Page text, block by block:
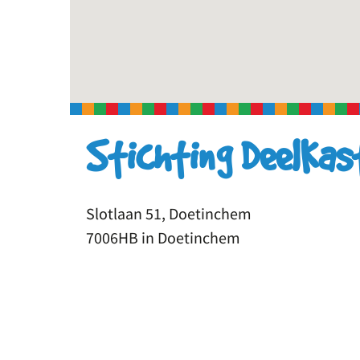
Stichting
Slotlaan 51, Doetinchem
7006HB in Doetinchem